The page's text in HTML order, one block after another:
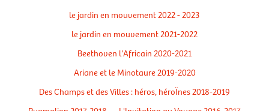
le jardin en mouvement 2022 - 2023
le jardin en mouvement 2021-2022
Beethoven l'Africain 2020-2021
Ariane et le Minotaure 2019-2020
Des Champs et des Villes : héros, héroÏnes 2018-2019